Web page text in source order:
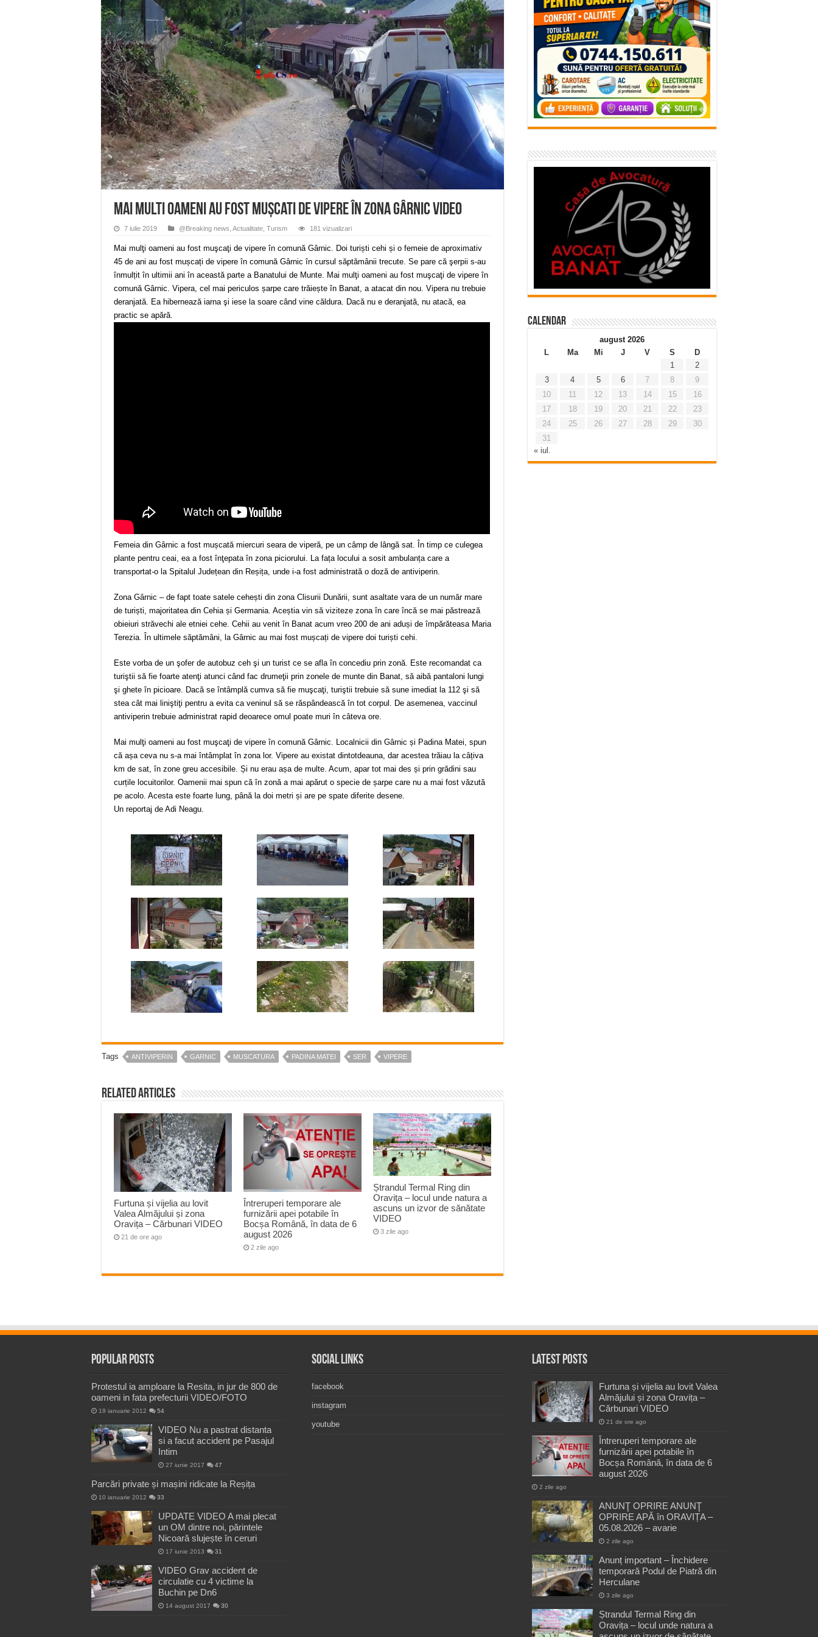
Miresme de lavandă, mentă și flori de vară și râsete de copii la Carașova VIDEO
ANUNȚ OPRIRE APĂ în Reșița – avarie – 04.08.2026 – str. Văliugului și Plastomet
ANUNŢ OPRIRE APĂ în CARANSEBEȘ – 04.08.2026 – avarie – Calea Severinului
ANUNŢ OPRIRE APĂ în CARANSEBEȘ avarie
ANUNȚ OPRIRE APĂ în Reșița, cartier Țerova – avarie – 04.08.2026
Mai multi oameni au fost muşcati de vipere în zona Gârnic VIDEO
7 iulie 2019 @Breaking news Actualitate Turism 181 vizualizari
Mai mulţi oameni au fost muşcaţi de vipere în comună Gârnic. Doi turiști cehi și o femeie de aproximativ
45 de ani au fost mușcați de vipere în comună Gârnic în cursul săptămânii trecute. Se pare că şerpii s-au
înmulțit în ultimii ani în această parte a Banatului de Munte. Mai mulţi oameni au fost muşcaţi de vipere în
comună Gârnic. Vipera, cel mai periculos șarpe care trăiește în Banat, a atacat din nou. Vipera nu trebuie
deranjată. Ea hibernează iarna şi iese la soare când vine căldura. Dacă nu e deranjată, nu atacă, ea
practic se apără.
Femeia din Gârnic a fost mușcată miercuri seara de viperă, pe un câmp de lângă sat. În timp ce culegea
plante pentru ceai, ea a fost înţepata în zona piciorului. La fața locului a sosit ambulanța care a
transportat-o la Spitalul Județean din Reșița, unde i-a fost administrată o doză de antiviperin.
Zona Gârnic – de fapt toate satele cehești din zona Clisurii Dunării, sunt asaltate vara de un număr mare
de turiști, majoritatea din Cehia și Germania. Aceștia vin să viziteze zona în care încă se mai păstrează
obieiuri străvechi ale etniei cehe. Cehii au venit în Banat acum vreo 200 de ani aduși de împărăteasa Maria
Terezia. În ultimele săptămâni, la Gârnic au mai fost mușcați de vipere doi turiști cehi.
Este vorba de un şofer de autobuz ceh şi un turist ce se afla în concediu prin zonă. Este recomandat ca
turiştii să fie foarte atenţi atunci când fac drumeţii prin zonele de munte din Banat, să aibă pantaloni lungi
şi ghete în picioare. Dacă se întâmplă cumva să fie muşcaţi, turiştii trebuie să sune imediat la 112 şi să
stea cât mai liniştiţi pentru a evita ca veninul să se răspândească în tot corpul. De asemenea, vaccinul
antiviperin trebuie administrat rapid deoarece omul poate muri în câteva ore.
Mai mulţi oameni au fost muşcaţi de vipere în comună Gârnic. Localnicii din Gârnic și Padina Matei, spun
că așa ceva nu s-a mai întâmplat în zona lor. Vipere au existat dintotdeauna, dar acestea trăiau la câțiva
km de sat, în zone greu accesibile. Și nu erau așa de multe. Acum, apar tot mai des și prin grădini sau
curțile locuitorilor. Oamenii mai spun că în zonă a mai apărut o specie de șarpe care nu a mai fost văzută
pe acolo. Acesta este foarte lung, până la doi metri și are pe spate diferite desene.
Un reportaj de Adi Neagu.
Tags ANTIVIPERIN GARNIC MUSCATURA PADINA MATEI SER VIPERE
Related Articles
Furtuna și vijelia au lovit
Valea Almăjului și zona
Oravița – Cărbunari VIDEO
21 de ore ago
Întreruperi temporare ale
furnizării apei potabile în
Bocșa Română, în data de 6
august 2026
2 zile ago
Ștrandul Termal Ring din
Oravița – locul unde natura a
ascuns un izvor de sănătate
VIDEO
3 zile ago
Calendar
august 2026
L
Ma Mi J V S
D
1
2
3
4 5 6 7 8
9
10
11 12 13 14 15
16
17
18 19 20 21 22
23
24
25 26 27 28 29
30
31
« iul.
Popular Posts
Protestul ia amploare la Resita, in jur de 800 de
oameni in fata prefecturii VIDEO/FOTO
19 ianuarie 2012 54
VIDEO Nu a pastrat distanta
si a facut accident pe Pasajul
Intim
27 iunie 2017 47
Parcări private și mașini ridicate la Reșița
10 ianuarie 2012 33
UPDATE VIDEO A mai plecat
un OM dintre noi, părintele
Nicoară slujește în ceruri
17 iunie 2013 31
VIDEO Grav accident de
circulatie cu 4 victime la
Buchin pe Dn6
14 august 2017 30
Social Links
facebook
instagram
youtube
Latest Posts
Furtuna și vijelia au lovit Valea
Almăjului și zona Oravița –
Cărbunari VIDEO
21 de ore ago
Întreruperi temporare ale
furnizării apei potabile în
Bocșa Română, în data de 6
august 2026
2 zile ago
ANUNŢ OPRIRE ANUNŢ
OPRIRE APĂ în ORAVIȚA –
05.08.2026 – avarie
2 zile ago
Anunț important – Închidere
temporară Podul de Piatră din
Herculane
3 zile ago
Ștrandul Termal Ring din
Oravița – locul unde natura a